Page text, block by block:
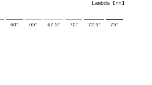
60° 65° 67.5° 70° 72.5° 75°